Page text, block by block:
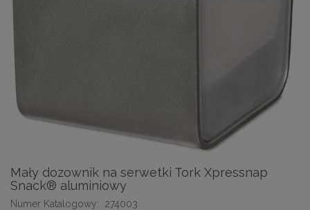
Mały dozownik na serwetki Tork Xpressnap
Snack® aluminiowy
Numer Katalogowy: 274003